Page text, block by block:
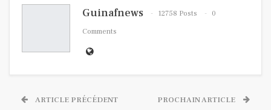
Guinafnews 12758 Posts
0
Comments
ARTICLE PRÉCÉDENT PROCHAIN ARTICLE